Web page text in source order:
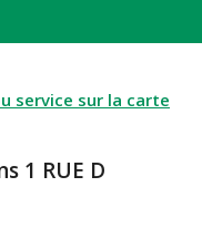
service sur la carte
1 RUE D